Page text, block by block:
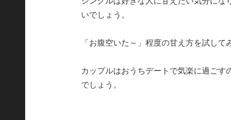
いでしょう。
「お腹空いた～」程度の甘え方を試して
カップルはおうちデートで気楽に過ご
でしょう。